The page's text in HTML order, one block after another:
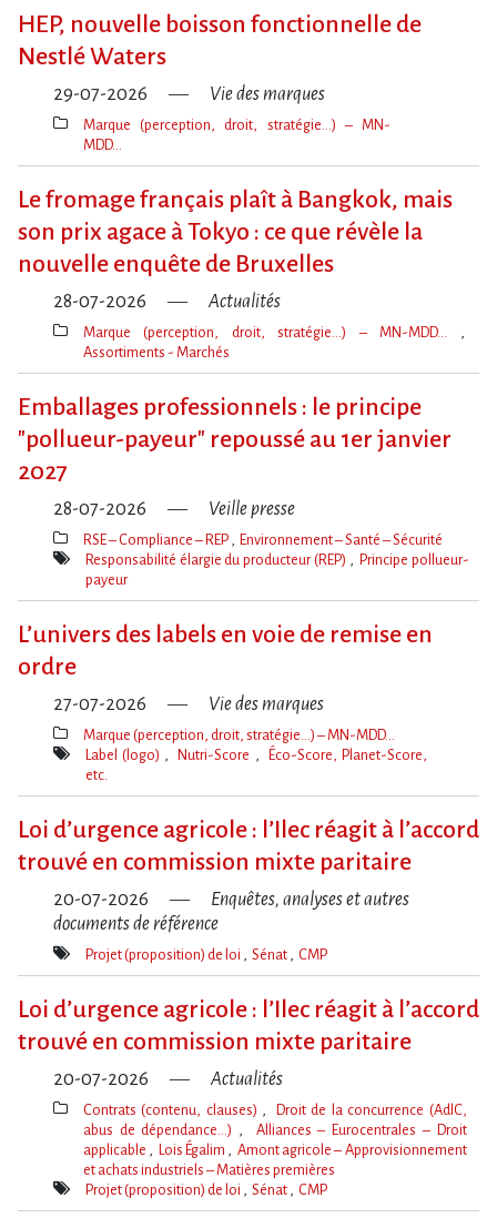
HEP, nouvelle boisson fonctionnelle de
Nestlé Waters
29-07-2026 Vie des marques
Thèmes(s)
Marque (perception, droit, stratégie…) – MN-
MDD…
Le fromage français plaît à Bangkok, mais
son prix agace à Tokyo : ce que révèle la
nouvelle enquête de Bruxelles
28-07-2026 Actualités
Thèmes(s)
Marque (perception, droit, stratégie…) – MN-MDD…
Assortiments - Marchés
Emballages professionnels : le principe
"pollueur-payeur" repoussé au 1er janvier
2027
28-07-2026 Veille presse
Thèmes(s)
RSE – Compliance – REP Environnement – Santé – Sécurité
Mot(s)-
Responsabilité élargie du producteur (REP)
Principe pollueur-
payeur
L’univers des labels en voie de remise en
ordre
27-07-2026 Vie des marques
Thèmes(s)
Marque (perception, droit, stratégie…) – MN-MDD…
Mot(s)-
Label (logo) Nutri-Score
Éco-Score, Planet-Score,
etc.
Loi d​‌’urgence agricole : l​‌’Ilec réagit à l​‌’accord
trouvé en commission mixte paritaire
20-07-2026
Enquêtes, analyses et autres
documents de référence
Mot(s)-
Projet (proposition) de loi Sénat CMP
Loi d​‌’urgence agricole : l​‌’Ilec réagit à l​‌’accord
trouvé en commission mixte paritaire
20-07-2026 Actualités
Thèmes(s)
Contrats (contenu, clauses)
Droit de la concurrence (AdlC,
abus de dépendance…)
Alliances – Eurocentrales – Droit
applicable
Lois Égalim
Amont agricole – Approvisionnement
et achats industriels – Matières premières
Mot(s)-
Projet (proposition) de loi Sénat CMP